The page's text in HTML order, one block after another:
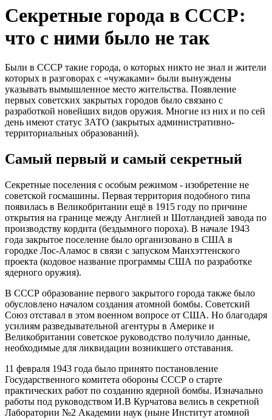
Секретные города в СССР:
что с ними было не так
Были в СССР такие города, о которых никто не знал и жители
которых в разговорах с «чужаками» были вынуждены
указывать вымышленное место жительства. Появление
первых советских закрытых городов было связано с
разработкой новейших видов оружия. Многие из них и по сей
день имеют статус ЗАТО (закрытых административно-
территориальных образований).
Самый первый и самый секретный
Секретные поселения с особым режимом - изобретение не
советской госмашины. Первая территория подобного типа
появилась в Великобритании ещё в 1915 году по причине
открытия на границе между Англией и Шотландией завода по
производству кордита (бездымного пороха). В начале 1943
года закрытое поселение было организовано в США в
городке Лос-Аламос в связи с запуском Манхэттенского
проекта (кодовое название программы США по разработке
ядерного оружия).
В СССР образование первого закрытого города также было
обусловлено началом создания атомной бомбы. Советский
Союз отставал в этом военном вопросе от США. Но благодаря
усилиям разведывательной агентуры в Америке и
Великобритании советское руководство получило данные,
необходимые для ликвидации возникшего отставания.
11 февраля 1943 года было принято постановление
Государственного комитета обороны СССР о старте
практических работ по созданию ядерной бомбы. Изначально
работы под руководством И.В Курчатова велись в секретной
Лаборатории №2 Академии наук (ныне Институт атомной